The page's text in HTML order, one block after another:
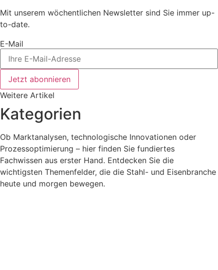
Mit unserem wöchentlichen Newsletter sind Sie immer up-
to-date.
E-Mail
Jetzt abonnieren
Weitere Artikel
Kategorien
Ob Marktanalysen, technologische Innovationen oder
Prozessoptimierung – hier finden Sie fundiertes
Fachwissen aus erster Hand. Entdecken Sie die
wichtigsten Themenfelder, die die Stahl- und Eisenbranche
heute und morgen bewegen.